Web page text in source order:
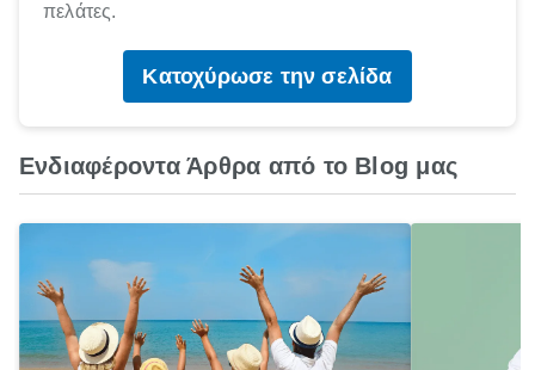
πελάτες.
Κατοχύρωσε την σελίδα
Ενδιαφέροντα Άρθρα από το Blog μας